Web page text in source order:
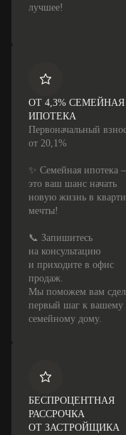
лучшее!
ОТ 4,3% СЕМЕЙНАЯ
ИПОТЕКА
Первоначальный
от 20,1%
✨ Семейная ипотека
это ваш шанс начать
новую жизнь в
мечты!
📞 Запишитесь
на консультацию
и приходите в офис
продаж.
Мы поможем вам
первый шаг к вашему
семейному дому.
БЕСПРОЦЕНТНАЯ
РАССРОЧКА
ОТ ЗАСТРОЙЩИКА